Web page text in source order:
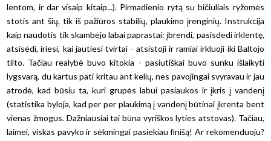
lentom, ir dar visaip kitaip...). Pirmadienio rytą su bičiuliais ryžomės
stotis ant šių, tik iš pažiūros stabilių, plaukimo įrenginių. Instrukcija
kaip naudotis tik skambėjo labai paprastai: įbrendi, pasisdedi irklentę,
atsisėdi, iriesi, kai jautiesi tvirtai - atsistoji ir ramiai irkluoji iki Baltojo
tilto. Tačiau realybė buvo kitokia - pasiutiškai buvo sunku išlaikyti
lygsvarą, du kartus pati kritau ant kelių, nes pavojingai svyravau ir jau
atrodė, kad būsiu ta, kuri grupės labui pasiaukos ir įkris į vandenį
(statistika byloja, kad per per plaukimą į vandenį būtinai įkrenta bent
vienas žmogus. Dažniausiai tai būna vyriškos lyties atstovas). Tačiau,
laimei, viskas pavyko ir sėkmingai pasiekiau finišą! Ar rekomenduoju?